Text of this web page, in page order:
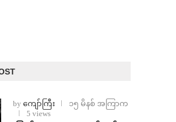
by ကျော်ကြီး
၁၅ မိနစ် အကြာက
5 views